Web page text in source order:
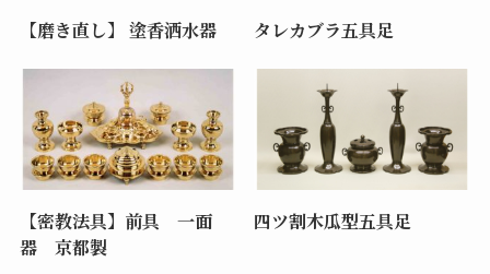
【磨き直し】 塗香洒水器 タレカブラ五具足
【密教法具】前具 一面
器 京都製
四ツ割木瓜型五具足